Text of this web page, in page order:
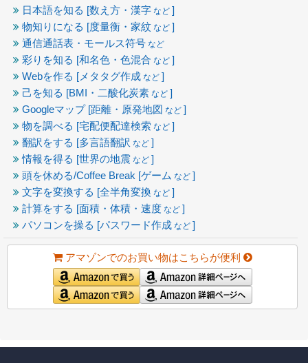
日本語を知る [数え方・漢字 など ]
物知りになる [度量衡・家紋 など ]
通信通話表・モールス符号 など
彩りを知る [和名色・色混合 など ]
Webを作る [メタタグ作成 など ]
己を知る [BMI・二酸化炭素 など ]
Googleマップ [距離・原発地図 など ]
物を調べる [宅配便配達検索 など ]
翻訳をする [多言語翻訳 など ]
情報を得る [世界の地震 など ]
頭を休める/Coffee Break [ゲーム など ]
文字を変換する [全半角変換 など ]
計算をする [面積・体積・速度 など ]
パソコンを操る [パスワード作成 など ]
アマゾンでのお買い物はこちらが便利